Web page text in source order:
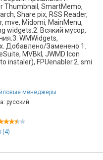
Thumbnail, SmartMemo,
Share pix, RSS Reader,
mve, Midomi, MainMenu,
widgets.2. Всякий мусор,
WMWidgets,
Добавлено/Заменено 1.
MVBkl, JWMD Icon
instaler), FPUenabler.2. smi
менеджеры
русский
(4)